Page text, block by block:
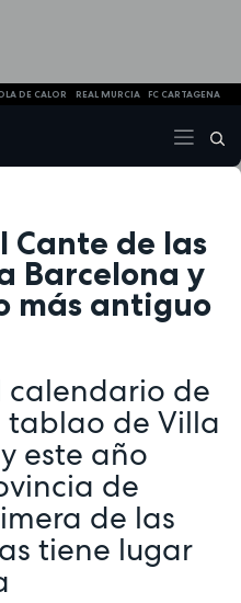
DE CALOR REAL MURCIA FC CARTAGENA
Cante de las
Barcelona y
más antiguo
calendario de
tablao de Villa
este año
de
de las
tiene lugar